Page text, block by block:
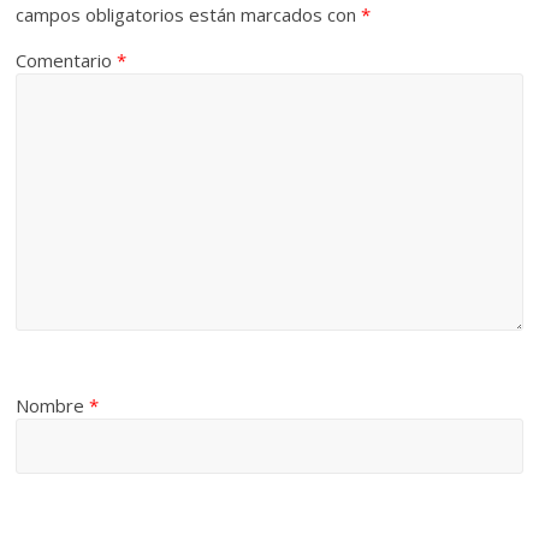
campos obligatorios están marcados con*
Comentario*
Nombre*